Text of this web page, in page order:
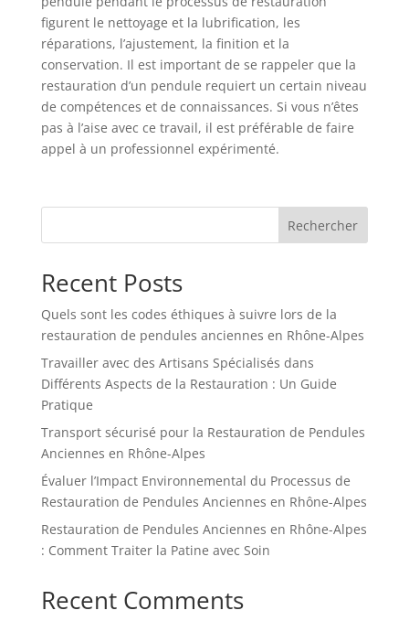
figurent le nettoyage et la lubrification, les
réparations, l’ajustement, la finition et la
conservation. Il est important de se rappeler que la
restauration d’un pendule requiert un certain niveau
de compétences et de connaissances. Si vous n’êtes
pas à l’aise avec ce travail, il est préférable de faire
appel à un professionnel expérimenté.
Rechercher
Recent Posts
Quels sont les codes éthiques à suivre lors de la
restauration de pendules anciennes en Rhône-Alpes
Travailler avec des Artisans Spécialisés dans
Différents Aspects de la Restauration : Un Guide
Pratique
Transport sécurisé pour la Restauration de Pendules
Anciennes en Rhône-Alpes
Évaluer l’Impact Environnemental du Processus de
Restauration de Pendules Anciennes en Rhône-Alpes
Restauration de Pendules Anciennes en Rhône-Alpes
: Comment Traiter la Patine avec Soin
Recent Comments